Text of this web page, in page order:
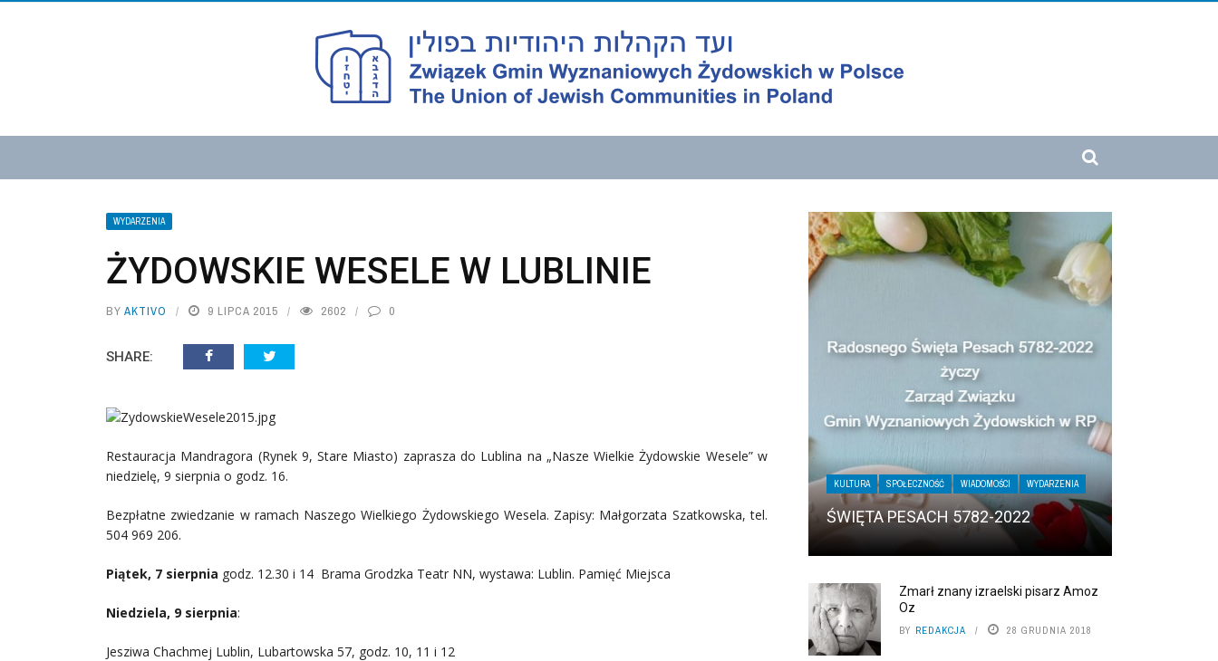
WYDARZENIA
ŻYDOWSKIE WESELE W LUBLINIE
BY AKTIVO 9 LIPCA 2015 2602 0
SHARE:
Restauracja Mandragora (Rynek 9, Stare Miasto) zaprasza do Lublina na „Nasze Wielkie Żydowskie Wesele” w
niedzielę, 9 sierpnia o godz. 16.
Bezpłatne zwiedzanie w ramach Naszego Wielkiego Żydowskiego Wesela. Zapisy: Małgorzata Szatkowska, tel.
504 969 206.
Piątek, 7 sierpnia godz. 12.30 i 14 Brama Grodzka Teatr NN, wystawa: Lublin. Pamięć Miejsca
Niedziela, 9 sierpnia:
Jesziwa Chachmej Lublin, Lubartowska 57, godz. 10, 11 i 12
KULTURA SPOŁECZNOŚĆ WIADOMOŚCI WYDARZENIA
ŚWIĘTA PESACH 5782-2022
Zmarł znany izraelski pisarz Amoz
Oz
BY REDAKCJA 28 GRUDNIA 2018